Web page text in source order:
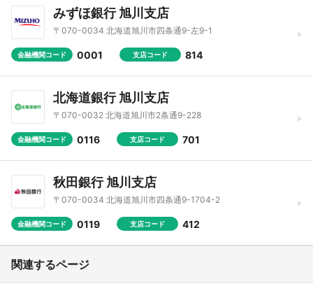
みずほ銀行 旭川支店
〒070-0034 北海道旭川市四条通9-左9-1
金融機関コード 0001 支店コード 814
北海道銀行 旭川支店
〒070-0032 北海道旭川市2条通9-228
金融機関コード 0116 支店コード 701
秋田銀行 旭川支店
〒070-0034 北海道旭川市四条通9-1704-2
金融機関コード 0119 支店コード 412
関連するページ